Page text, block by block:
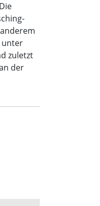
unter
zuletzt
der